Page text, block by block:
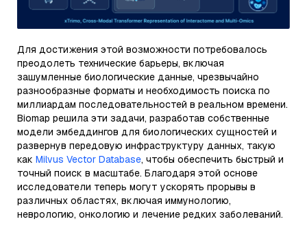
Для достижения этой возможности потребовалось
преодолеть технические барьеры, включая
зашумленные биологические данные, чрезвычайно
разнообразные форматы и необходимость поиска по
миллиардам последовательностей в реальном времени.
Biomap решила эти задачи, разработав собственные
модели эмбеддингов для биологических сущностей и
развернув передовую инфраструктуру данных, такую
как Milvus Vector Database, чтобы обеспечить быстрый и
точный поиск в масштабе. Благодаря этой основе
исследователи теперь могут ускорять прорывы в
различных областях, включая иммунологию,
неврологию, онкологию и лечение редких заболеваний.